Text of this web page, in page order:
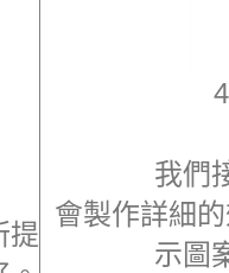
提
我們
會製作詳細
示圖